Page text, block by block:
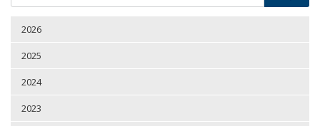
2026
2025
2024
2023